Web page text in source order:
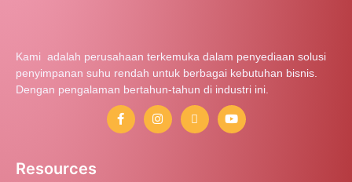
Kami adalah perusahaan terkemuka dalam penyediaan solusi
penyimpanan suhu rendah untuk berbagai kebutuhan bisnis.
Dengan pengalaman bertahun-tahun di industri ini.
Resources